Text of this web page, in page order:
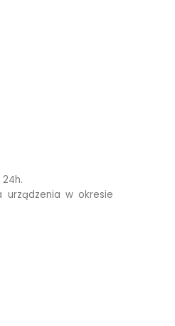
urządzenia w okresie